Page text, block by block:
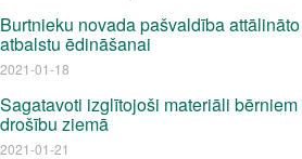
Burtnieku novada pašvaldība
atbalstu ēdināšanai
2021-01-18
Sagatavoti izglītojoši materiāli
drošību ziemā
2021-01-21